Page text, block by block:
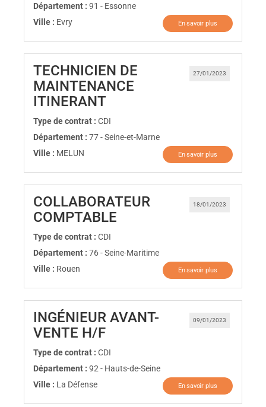
Département : 91 - Essonne
Ville : Evry En savoir plus
27/01/2023
TECHNICIEN DE
MAINTENANCE
ITINERANT
Type de contrat : CDI
Département : 77 - Seine-et-Marne
Ville : MELUN En savoir plus
18/01/2023
COLLABORATEUR
COMPTABLE
Type de contrat : CDI
Département : 76 - Seine-Maritime
Ville : Rouen En savoir plus
09/01/2023
INGÉNIEUR AVANT-
VENTE H/F(Nouvelle fenêtre)
Type de contrat : CDI
Département : 92 - Hauts-de-Seine
Ville : La Défense En savoir plus